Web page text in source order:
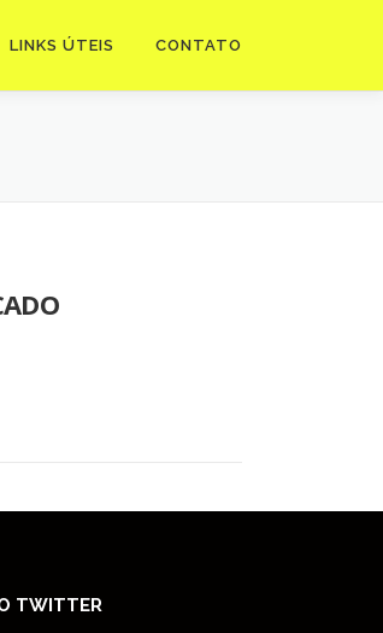
LINKS ÚTEIS CONTATO
TWITTER